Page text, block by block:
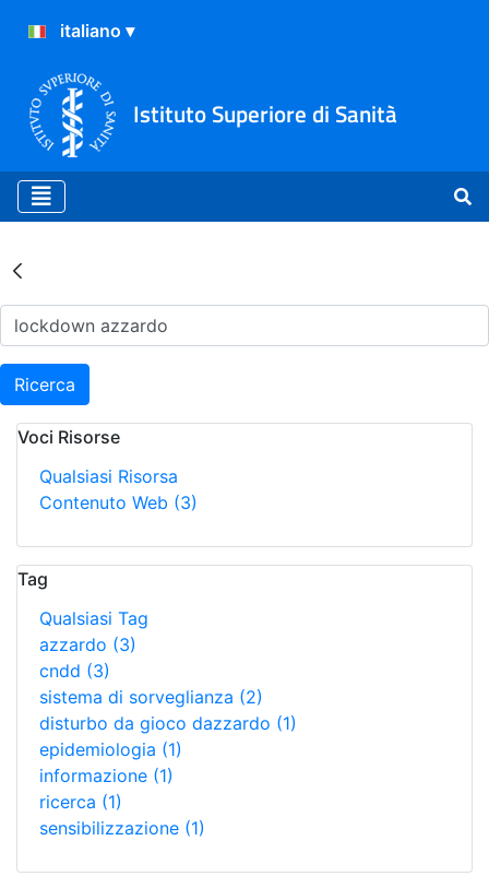
Istituto Superiore di Sanità
Risultati della Ricerca -
Ricerca
Voci Risorse
Qualsiasi Risorsa
Contenuto Web (3)
Tag
Qualsiasi Tag
azzardo (3)
cndd (3)
sistema di sorveglianza (2)
disturbo da gioco dazzardo (1)
epidemiologia (1)
informazione (1)
ricerca (1)
sensibilizzazione (1)